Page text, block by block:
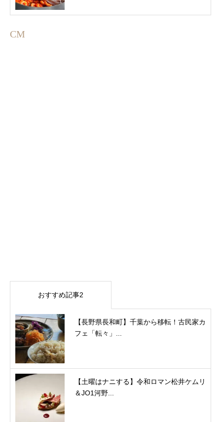
CM
おすすめ記事2
【長野県長和町】千葉から移転！古民家カ
フェ「転々」...
【土曜はナニする】令和ロマン松井ケムリ
＆JO1河野...